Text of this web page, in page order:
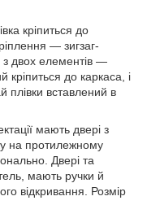
кріпиться до
— зигзаг-
з двох елементів —
до каркаса, і
плівки вставлений в
мають двері з
на протилежному
Двері та
мають ручки й
відкривання. Розмір